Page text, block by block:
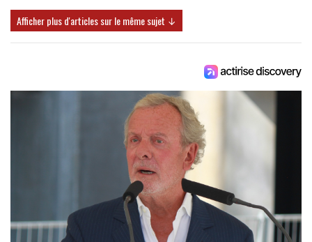
Afficher plus d'articles sur le même sujet ↓